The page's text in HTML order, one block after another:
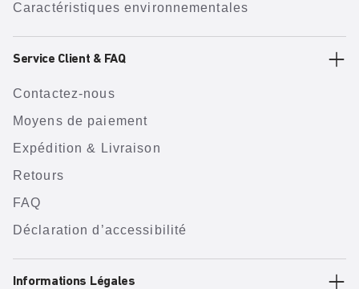
Caractéristiques environnementales
Service Client & FAQ
Contactez-nous
Moyens de paiement
Expédition & Livraison
Retours
FAQ
Déclaration d’accessibilité
Informations Légales